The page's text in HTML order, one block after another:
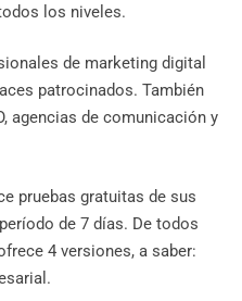
los niveles.
de marketing digital
patrocinados. También
agencias de comunicación y
pruebas gratuitas de sus
de 7 días. De todos
4 versiones, a saber: